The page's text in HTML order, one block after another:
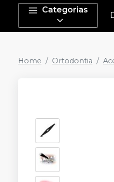
Categorias
Home Ortodontia